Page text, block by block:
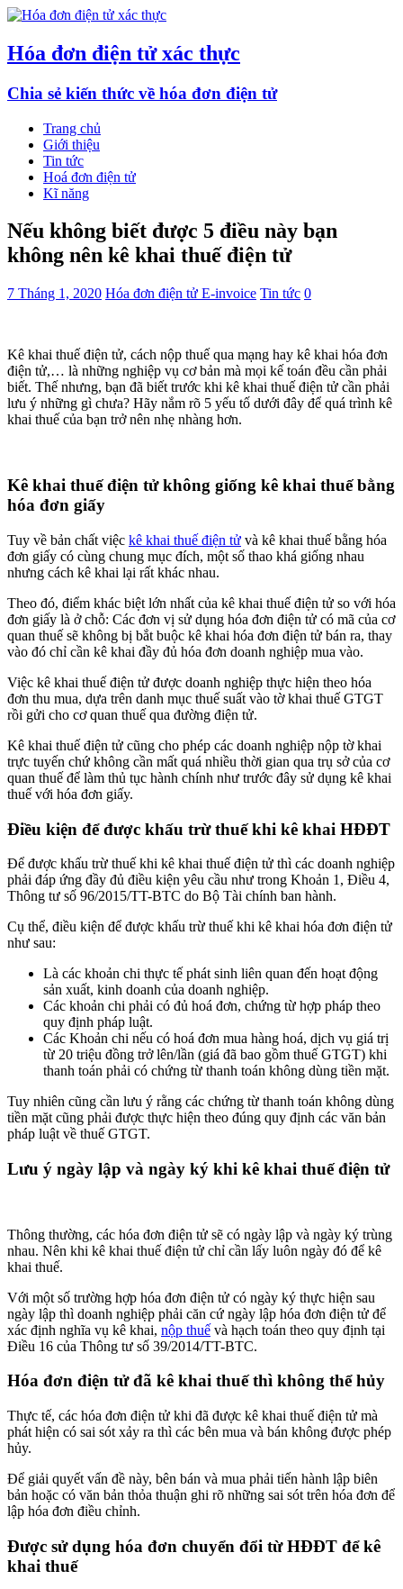
Hóa đơn điện tử xác thực
Chia sẻ kiến thức về hóa đơn điện tử
Trang chủ
Giới thiệu
Tin tức
Hoá đơn điện tử
Kĩ năng
Nếu không biết được 5 điều này bạn
không nên kê khai thuế điện tử
7 Tháng 1, 2020 Hóa đơn điện tử E-invoice Tin tức 0
Kê khai thuế điện tử, cách nộp thuế qua mạng hay kê khai hóa đơn
điện tử,… là những nghiệp vụ cơ bản mà mọi kế toán đều cần phải
biết. Thế nhưng, bạn đã biết trước khi kê khai thuế điện tử cần phải
lưu ý những gì chưa? Hãy nắm rõ 5 yếu tố dưới đây để quá trình kê
khai thuế của bạn trở nên nhẹ nhàng hơn.
Kê khai thuế điện tử không giống kê khai thuế bằng
hóa đơn giấy
Tuy về bản chất việc kê khai thuế điện tử và kê khai thuế bằng hóa
đơn giấy có cùng chung mục đích, một số thao khá giống nhau
nhưng cách kê khai lại rất khác nhau.
Theo đó, điểm khác biệt lớn nhất của kê khai thuế điện tử so với hóa
đơn giấy là ở chỗ: Các đơn vị sử dụng hóa đơn điện tử có mã của cơ
quan thuế sẽ không bị bắt buộc kê khai hóa đơn điện tử bán ra, thay
vào đó chỉ cần kê khai đầy đủ hóa đơn doanh nghiệp mua vào.
Việc kê khai thuế điện tử được doanh nghiệp thực hiện theo hóa
đơn thu mua, dựa trên danh mục thuế suất vào tờ khai thuế GTGT
rồi gửi cho cơ quan thuế qua đường điện tử.
Kê khai thuế điện tử cũng cho phép các doanh nghiệp nộp tờ khai
trực tuyến chứ không cần mất quá nhiều thời gian qua trụ sở của cơ
quan thuế để làm thủ tục hành chính như trước đây sử dụng kê khai
thuế với hóa đơn giấy.
Điều kiện để được khấu trừ thuế khi kê khai HĐĐT
Để được khấu trừ thuế khi kê khai thuế điện tử thì các doanh nghiệp
phải đáp ứng đầy đủ điều kiện yêu cầu như trong Khoản 1, Điều 4,
Thông tư số 96/2015/TT-BTC do Bộ Tài chính ban hành.
Cụ thể, điều kiện để được khấu trừ thuế khi kê khai hóa đơn điện tử
như sau:
Là các khoản chi thực tế phát sinh liên quan đến hoạt động
sản xuất, kinh doanh của doanh nghiệp.
Các khoản chi phải có đủ hoá đơn, chứng từ hợp pháp theo
quy định pháp luật.
Các Khoản chi nếu có hoá đơn mua hàng hoá, dịch vụ giá trị
từ 20 triệu đồng trở lên/lần (giá đã bao gồm thuế GTGT) khi
thanh toán phải có chứng từ thanh toán không dùng tiền mặt.
Tuy nhiên cũng cần lưu ý rằng các chứng từ thanh toán không dùng
tiền mặt cũng phải được thực hiện theo đúng quy định các văn bản
pháp luật về thuế GTGT.
Lưu ý ngày lập và ngày ký khi kê khai thuế điện tử
Thông thường, các hóa đơn điện tử sẽ có ngày lập và ngày ký trùng
nhau. Nên khi kê khai thuế điện tử chỉ cần lấy luôn ngày đó để kê
khai thuế.
Với một số trường hợp hóa đơn điện tử có ngày ký thực hiện sau
ngày lập thì doanh nghiệp phải căn cứ ngày lập hóa đơn điện tử để
xác định nghĩa vụ kê khai, nộp thuế và hạch toán theo quy định tại
Điều 16 của Thông tư số 39/2014/TT-BTC.
Hóa đơn điện tử đã kê khai thuế thì không thể hủy
Thực tế, các hóa đơn điện tử khi đã được kê khai thuế điện tử mà
phát hiện có sai sót xảy ra thì các bên mua và bán không được phép
hủy.
Để giải quyết vấn đề này, bên bán và mua phải tiến hành lập biên
bản hoặc có văn bản thỏa thuận ghi rõ những sai sót trên hóa đơn để
lập hóa đơn điều chỉnh.
Được sử dụng hóa đơn chuyển đổi từ HĐĐT để kê
khai thuế